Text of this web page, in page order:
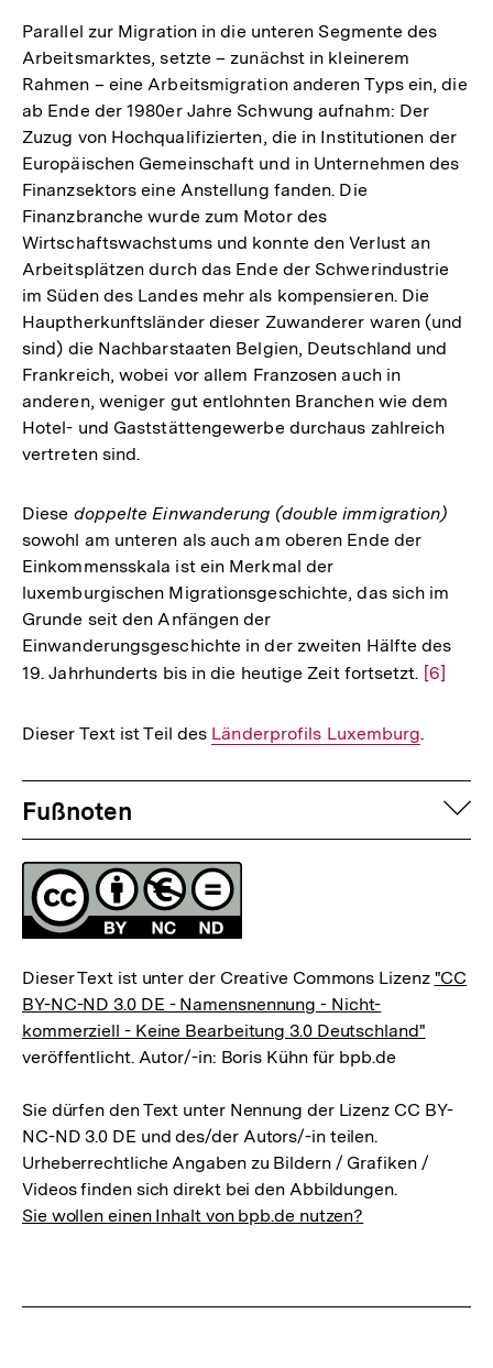
der
Fußnote
Parallel zur Migration in die unteren Segmente des
Arbeitsmarktes, setzte – zunächst in kleinerem
Rahmen – eine Arbeitsmigration anderen Typs ein, die
ab Ende der 1980er Jahre Schwung aufnahm: Der
Zuzug von Hochqualifizierten, die in Institutionen der
Europäischen Gemeinschaft und in Unternehmen des
Finanzsektors eine Anstellung fanden. Die
Finanzbranche wurde zum Motor des
Wirtschaftswachstums und konnte den Verlust an
Arbeitsplätzen durch das Ende der Schwerindustrie
im Süden des Landes mehr als kompensieren. Die
Hauptherkunftsländer dieser Zuwanderer waren (und
sind) die Nachbarstaaten Belgien, Deutschland und
Frankreich, wobei vor allem Franzosen auch in
anderen, weniger gut entlohnten Branchen wie dem
Hotel- und Gaststättengewerbe durchaus zahlreich
vertreten sind.
Diese doppelte Einwanderung (double immigration)
sowohl am unteren als auch am oberen Ende der
Einkommensskala ist ein Merkmal der
luxemburgischen Migrationsgeschichte, das sich im
Grunde seit den Anfängen der
Einwanderungsgeschichte in der zweiten Hälfte des
19. Jahrhunderts bis in die heutige Zeit fortsetzt. Zur
[6]
Dieser Text ist Teil des Interner
Länderprofils Luxemburg.
Fussnoten
Fußnoten
Lizenz
Dieser Text ist unter der Creative Commons Lizenz "CC
BY-NC-ND 3.0 DE - Namensnennung - Nicht-
kommerziell - Keine Bearbeitung 3.0 Deutschland"
veröffentlicht. Autor/-in: Boris Kühn für bpb.de
Sie dürfen den Text unter Nennung der Lizenz CC BY-
NC-ND 3.0 DE und des/der Autors/-in teilen.
Urheberrechtliche Angaben zu Bildern / Grafiken /
Videos finden sich direkt bei den Abbildungen.
Sie wollen einen Inhalt von bpb.de nutzen?